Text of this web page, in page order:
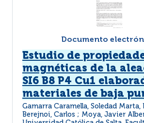
Documento
Estudio de
magnéticas de la
SI6 B8 P4 Cu1
materiales de baja
Gamarra Caramella, Soledad Marta,
Berejnoi, Carlos ; Moya, Javier